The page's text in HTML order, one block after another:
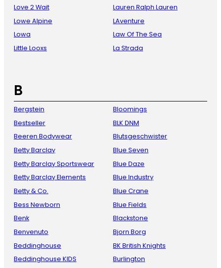
Love 2 Wait
Lowe Alpine
Lowa
Little Looxs
Lauren Ralph Lauren
LAventure
Law Of The Sea
La Strada
B
Bergstein
Bestseller
Beeren Bodywear
Betty Barclay
Betty Barclay Sportswear
Betty Barclay Elements
Betty & Co.
Bess Newborn
Benk
Benvenuto
Beddinghouse
Beddinghouse KIDS
Bloomings
BLK DNM
Blutsgeschwister
Blue Seven
Blue Daze
Blue Industry
Blue Crane
Blue Fields
Blackstone
Bjorn Borg
BK British Knights
Burlington